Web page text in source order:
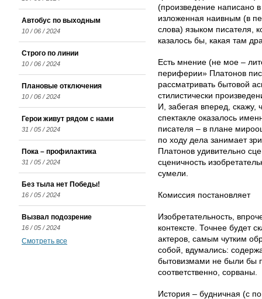
(произведение написано
изложенная наивным (в
слова) языком писателя,
казалось бы, какая там
Есть мнение (не мое –
периферии» Платонов
рассматривать бытовой
стилистически
И, забегая вперед,
спектакле оказалось
писателя – в плане
по ходу дела занимает
Платонов удивительно
сценичность
сумели.
Комиссия постановляет
Изобретательность,
контексте. Точнее будет
актеров, самым чутким
собой, вдумались:
бытовизмами не были бы
соответственно, сорваны.
История – будничная (с
Автобус по выходным
10 / 06 / 2024
Строго по линии
10 / 06 / 2024
Плановые отключения
10 / 06 / 2024
Герои живут рядом с нами
31 / 05 / 2024
Пока – профилактика
31 / 05 / 2024
Без тыла нет Победы!
16 / 05 / 2024
Вызвал подозрение
16 / 05 / 2024
Смотреть все